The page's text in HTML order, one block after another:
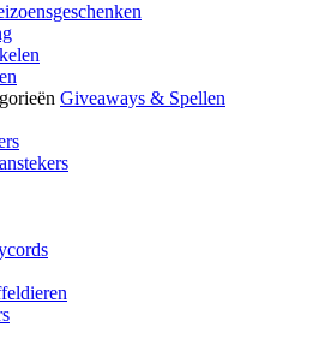
Giveaways & Spellen